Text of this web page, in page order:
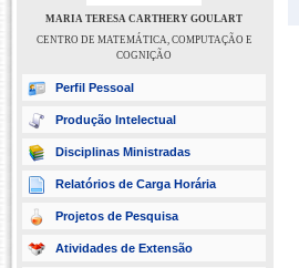
MARIA TERESA CARTHERY GOULART
CENTRO DE MATEMÁTICA, COMPUTAÇÃO E
COGNIÇÃO
Perfil Pessoal
Produção Intelectual
Disciplinas Ministradas
Relatórios de Carga Horária
Projetos de Pesquisa
Atividades de Extensão